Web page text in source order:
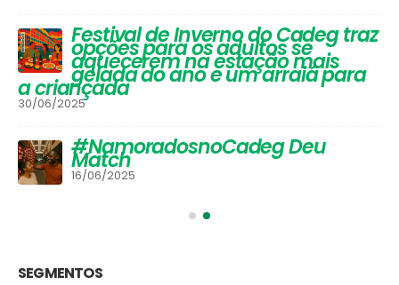
Festival de Inverno do Cadeg traz
opções para os adultos se
aquecerem na estação mais
gelada do ano e um arraiá para
a criançada
30/06/2025
#NamoradosnoCadeg Deu
Match
16/06/2025
SEGMENTOS